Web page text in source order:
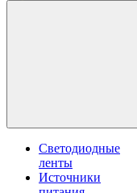
Светодиодные
ленты
Источники